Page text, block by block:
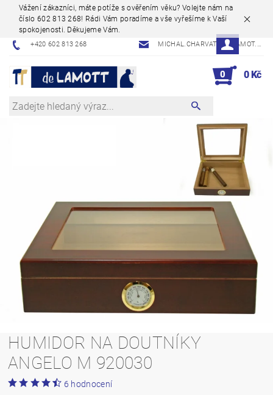
Vážení zákazníci, máte potíže s ověřením věku? Volejte nám na
číslo 602 813 268! Rádi Vám poradíme a vše vyřešíme k Vaší
spokojenosti. Děkujeme Vám.
+420 602 813 268 MICHAL.CHARVAT@DELAMOT.CZ
0 0 Kč
HUMIDOR NA DOUTNÍKY
ANGELO M 920030
6 hodnocení